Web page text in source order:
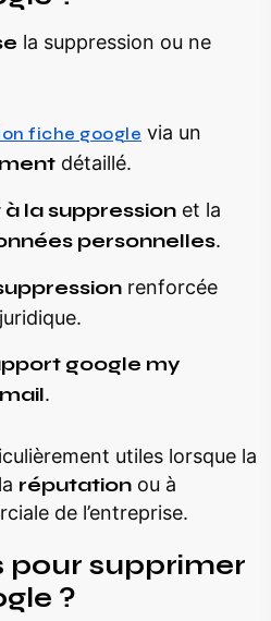
la suppression ou ne
fiche google via un
détaillé.
la suppression et la
personnelles.
renforcée
google my
mail.
utiles lorsque la
réputation ou à
de l’entreprise.
pour supprimer
?